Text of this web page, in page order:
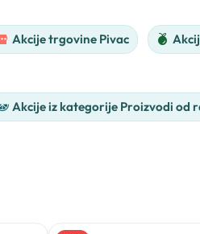
Akcije trgovine Pivac
Akcije iz kategorije Proizvodi od